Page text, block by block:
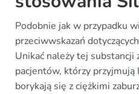
Podobnie jak w przypadku
przeciwwskazań
Unikać należy tej substancji
pacjentów, którzy przyjmują
borykają się z ciężkimi